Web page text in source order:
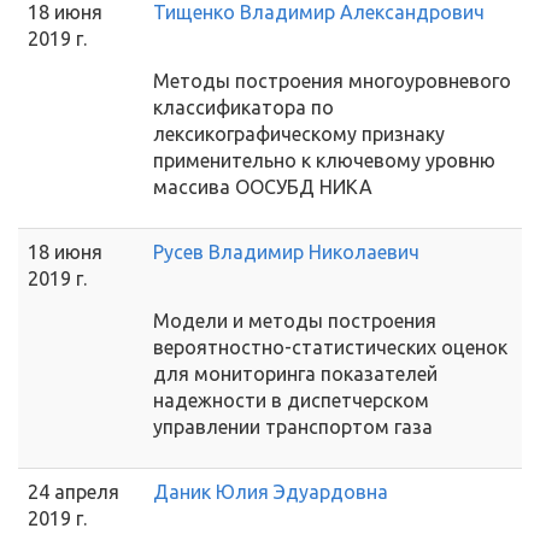
18 июня
2019 г.
Тищенко Владимир Александрович
Методы построения многоуровневого
классификатора по
лексикографическому признаку
применительно к ключевому уровню
массива ООСУБД НИКА
18 июня
2019 г.
Русев Владимир Николаевич
Модели и методы построения
вероятностно-статистических оценок
для мониторинга показателей
надежности в диспетчерском
управлении транспортом газа
24 апреля
2019 г.
Даник Юлия Эдуардовна